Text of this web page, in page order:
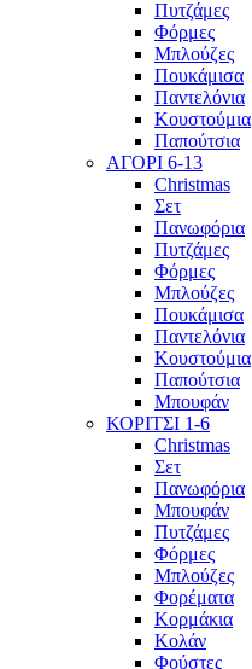
Πυτζάμες
Φόρμες
Μπλούζες
Πουκάμισα
Παντελόνια
Κουστούμια
Παπούτσια
ΑΓΟΡΙ 6-13
Christmas
Σετ
Πανωφόρια
Πυτζάμες
Φόρμες
Μπλούζες
Πουκάμισα
Παντελόνια
Κουστούμια
Παπούτσια
Μπουφάν
ΚΟΡΙΤΣΙ 1-6
Christmas
Σετ
Πανωφόρια
Μπουφάν
Πυτζάμες
Φόρμες
Μπλούζες
Φορέματα
Κορμάκια
Κολάν
Φούστες